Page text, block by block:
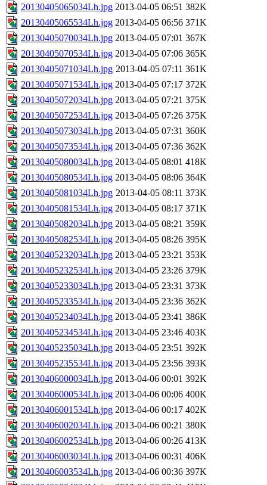
20130405065034Lh.jpg 2013-04-05 06:51 382K
20130405065534Lh.jpg 2013-04-05 06:56 371K
20130405070034Lh.jpg 2013-04-05 07:01 367K
20130405070534Lh.jpg 2013-04-05 07:06 365K
20130405071034Lh.jpg 2013-04-05 07:11 361K
20130405071534Lh.jpg 2013-04-05 07:17 372K
20130405072034Lh.jpg 2013-04-05 07:21 375K
20130405072534Lh.jpg 2013-04-05 07:26 375K
20130405073034Lh.jpg 2013-04-05 07:31 360K
20130405073534Lh.jpg 2013-04-05 07:36 362K
20130405080034Lh.jpg 2013-04-05 08:01 418K
20130405080534Lh.jpg 2013-04-05 08:06 364K
20130405081034Lh.jpg 2013-04-05 08:11 373K
20130405081534Lh.jpg 2013-04-05 08:17 371K
20130405082034Lh.jpg 2013-04-05 08:21 359K
20130405082534Lh.jpg 2013-04-05 08:26 395K
20130405232034Lh.jpg 2013-04-05 23:21 353K
20130405232534Lh.jpg 2013-04-05 23:26 379K
20130405233034Lh.jpg 2013-04-05 23:31 373K
20130405233534Lh.jpg 2013-04-05 23:36 362K
20130405234034Lh.jpg 2013-04-05 23:41 386K
20130405234534Lh.jpg 2013-04-05 23:46 403K
20130405235034Lh.jpg 2013-04-05 23:51 392K
20130405235534Lh.jpg 2013-04-05 23:56 393K
20130406000034Lh.jpg 2013-04-06 00:01 392K
20130406000534Lh.jpg 2013-04-06 00:06 400K
20130406001534Lh.jpg 2013-04-06 00:17 402K
20130406002034Lh.jpg 2013-04-06 00:21 380K
20130406002534Lh.jpg 2013-04-06 00:26 413K
20130406003034Lh.jpg 2013-04-06 00:31 406K
20130406003534Lh.jpg 2013-04-06 00:36 397K